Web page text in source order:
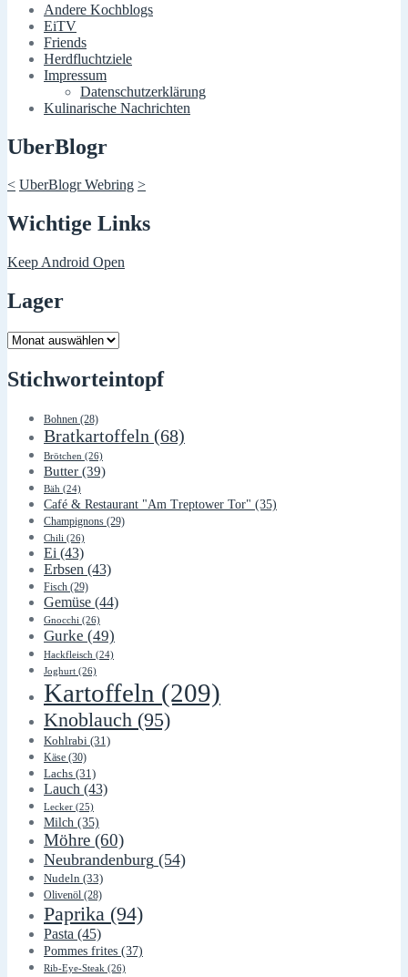
Andere Kochblogs
EiTV
Friends
Herdfluchtziele
Impressum
Datenschutzerklärung
Kulinarische Nachrichten
UberBlogr
< UberBlogr Webring >
Wichtige Links
Keep Android Open
Lager
Lager
Stichworteintopf
Bohnen (28)
Bratkartoffeln (68)
Brötchen (26)
Butter (39)
Bäh (24)
Café & Restaurant "Am Treptower Tor" (35)
Champignons (29)
Chili (26)
Ei (43)
Erbsen (43)
Fisch (29)
Gemüse (44)
Gnocchi (26)
Gurke (49)
Hackfleisch (24)
Joghurt (26)
Kartoffeln (209)
Knoblauch (95)
Kohlrabi (31)
Käse (30)
Lachs (31)
Lauch (43)
Lecker (25)
Milch (35)
Möhre (60)
Neubrandenburg (54)
Nudeln (33)
Olivenöl (28)
Paprika (94)
Pasta (45)
Pommes frites (37)
Rib-Eye-Steak (26)